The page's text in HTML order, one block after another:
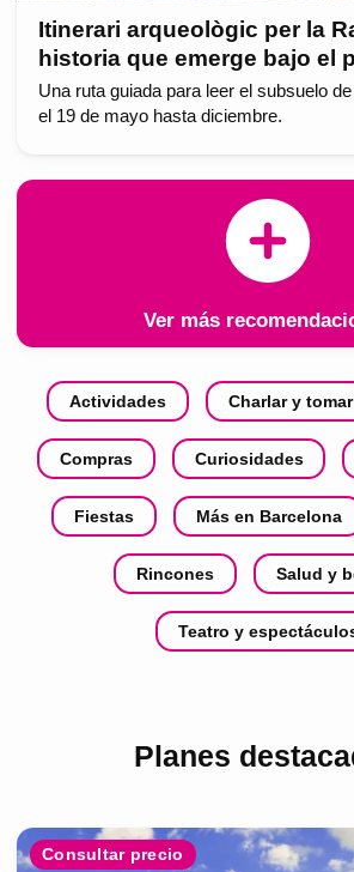
Itinerari arqueològic per la
historia que emerge bajo el
Una ruta guiada para leer el subsuelo
el 19 de mayo hasta diciembre.
Ver más
Actividades Charlar y tomar
Compras Curiosidades
Fiestas Más en Barcelona
Rincones Salud y
Teatro y
Planes
Consultar precio